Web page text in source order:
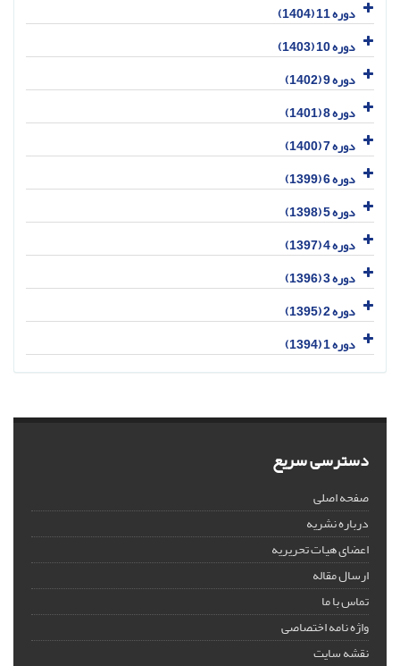
دوره 11 (1404)
دوره 10 (1403)
دوره 9 (1402)
دوره 8 (1401)
دوره 7 (1400)
دوره 6 (1399)
دوره 5 (1398)
دوره 4 (1397)
دوره 3 (1396)
دوره 2 (1395)
دوره 1 (1394)
دسترسی سریع
صفحه اصلی
درباره نشریه
اعضای هیات تحریریه
ارسال مقاله
تماس با ما
واژه نامه اختصاصی
نقشه سایت